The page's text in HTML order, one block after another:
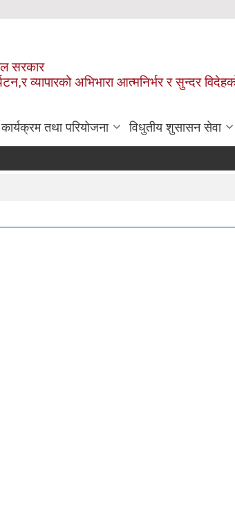
सरकार
व्यापारको अभिभारा आत्मनिर्भर र सुन्दर
कार्यक्रम तथा परियोजना विधुतीय शुसासन सेवा